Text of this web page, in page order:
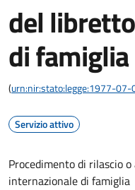
del
di famiglia
(urn:nir:stato:legge:1977-
Servizio attivo
Procedimento di rilascio
internazionale di famiglia